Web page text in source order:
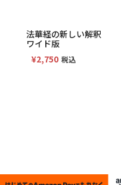
法華経の新しい解釈
ワイド版
¥2,750 税込